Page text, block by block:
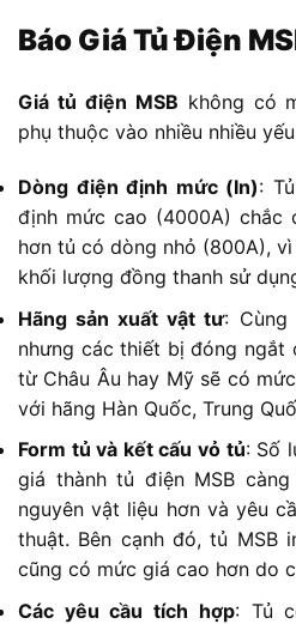
Báo Giá Tủ Điện
Giá tủ điện MSB không có
phụ thuộc vào nhiều nhiều
Dòng điện định mức (In):
định mức cao (4000A) chắc
hơn tủ có dòng nhỏ (800A),
khối lượng đồng thanh sử
Hãng sản xuất vật tư:
nhưng các thiết bị đóng ngắt
từ Châu Âu hay Mỹ sẽ có
với hãng Hàn Quốc, Trung
Form tủ và kết cấu vỏ tủ: Số
giá thành tủ điện MSB
nguyên vật liệu hơn và yêu
thuật. Bên cạnh đó, tủ MSB
cũng có mức giá cao hơn do
Các yêu cầu tích hợp: Tủ